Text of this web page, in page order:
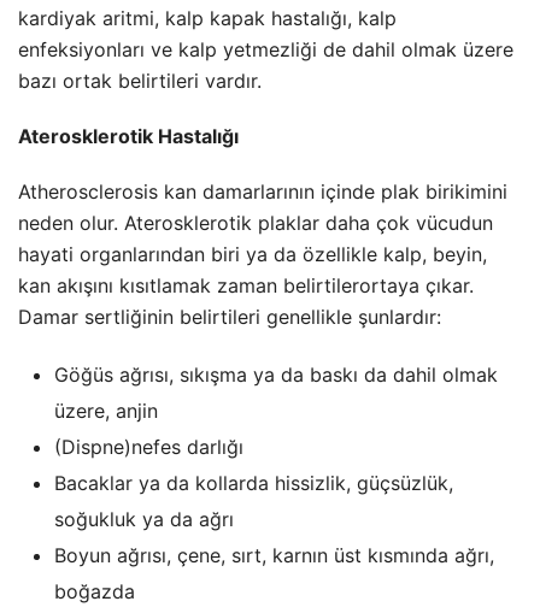
kardiyak aritmi, kalp kapak hastalığı, kalp
enfeksiyonları ve kalp yetmezliği de dahil olmak üzere
bazı ortak belirtileri vardır.
Aterosklerotik Hastalığı
Atherosclerosis kan damarlarının içinde plak birikimini
neden olur. Aterosklerotik plaklar daha çok vücudun
hayati organlarından biri ya da özellikle kalp, beyin,
kan akışını kısıtlamak zaman belirtilerortaya çıkar.
Damar sertliğinin belirtileri genellikle şunlardır:
Göğüs ağrısı, sıkışma ya da baskı da dahil olmak
üzere, anjin
(Dispne)nefes darlığı
Bacaklar ya da kollarda hissizlik, güçsüzlük,
soğukluk ya da ağrı
Boyun ağrısı, çene, sırt, karnın üst kısmında ağrı,
boğazda